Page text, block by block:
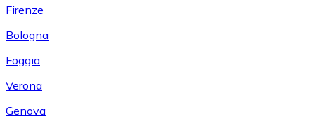
Firenze
Bologna
Foggia
Verona
Genova